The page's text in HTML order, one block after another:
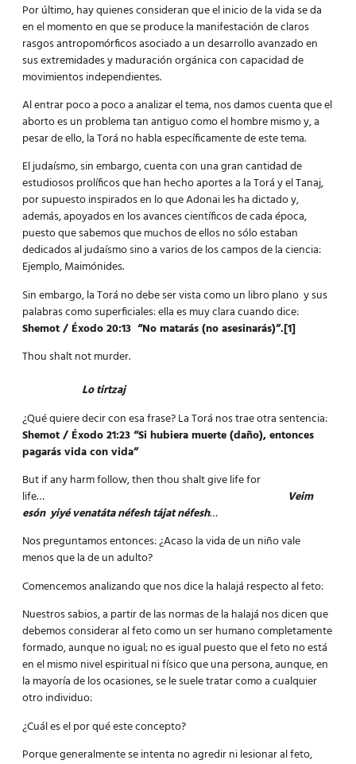
Por último, hay quienes consideran que el inicio de la vida se da
en el momento en que se produce la manifestación de claros
rasgos antropomórficos asociado a un desarrollo avanzado en
sus extremidades y maduración orgánica con capacidad de
movimientos independientes.
Al entrar poco a poco a analizar el tema, nos damos cuenta que el
aborto es un problema tan antiguo como el hombre mismo y, a
pesar de ello, la Torá no habla específicamente de este tema.
El judaísmo, sin embargo, cuenta con una gran cantidad de
estudiosos prolíficos que han hecho aportes a la Torá y el Tanaj,
por supuesto inspirados en lo que Adonai les ha dictado y,
además, apoyados en los avances científicos de cada época,
puesto que sabemos que muchos de ellos no sólo estaban
dedicados al judaísmo sino a varios de los campos de la ciencia:
Ejemplo, Maimónides.
Sin embargo, la Torá no debe ser vista como un libro plano y sus
palabras como superficiales: ella es muy clara cuando dice:
Shemot / Éxodo 20:13 “No matarás (no asesinarás)”.[1]
Thou shalt not murder.
Lo tirtzaj
¿Qué quiere decir con esa frase? La Torá nos trae otra sentencia:
Shemot / Éxodo 21:23 “Si hubiera muerte (daño), entonces
pagarás vida con vida”
But if any harm follow, then thou shalt give life for
life… Veim
esón yiyé venatáta néfesh tájat néfesh…
Nos preguntamos entonces: ¿Acaso la vida de un niño vale
menos que la de un adulto?
Comencemos analizando que nos dice la halajá respecto al feto:
Nuestros sabios, a partir de las normas de la halajá nos dicen que
debemos considerar al feto como un ser humano completamente
formado, aunque no igual; no es igual puesto que el feto no está
en el mismo nivel espiritual ni físico que una persona, aunque, en
la mayoría de los ocasiones, se le suele tratar como a cualquier
otro individuo:
¿Cuál es el por qué este concepto?
Porque generalmente se intenta no agredir ni lesionar al feto,